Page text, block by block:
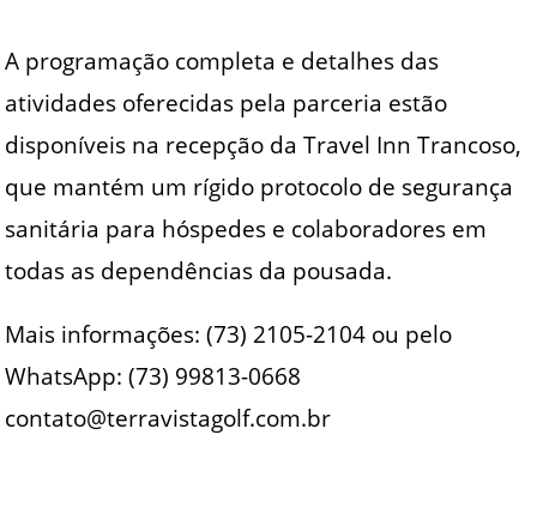
A programação completa e detalhes das
atividades oferecidas pela parceria estão
disponíveis na recepção da Travel Inn Trancoso,
que mantém um rígido protocolo de segurança
sanitária para hóspedes e colaboradores em
todas as dependências da pousada.
Mais informações: (73) 2105-2104 ou pelo
WhatsApp: (73) 99813-0668
contato@terravistagolf.com.br